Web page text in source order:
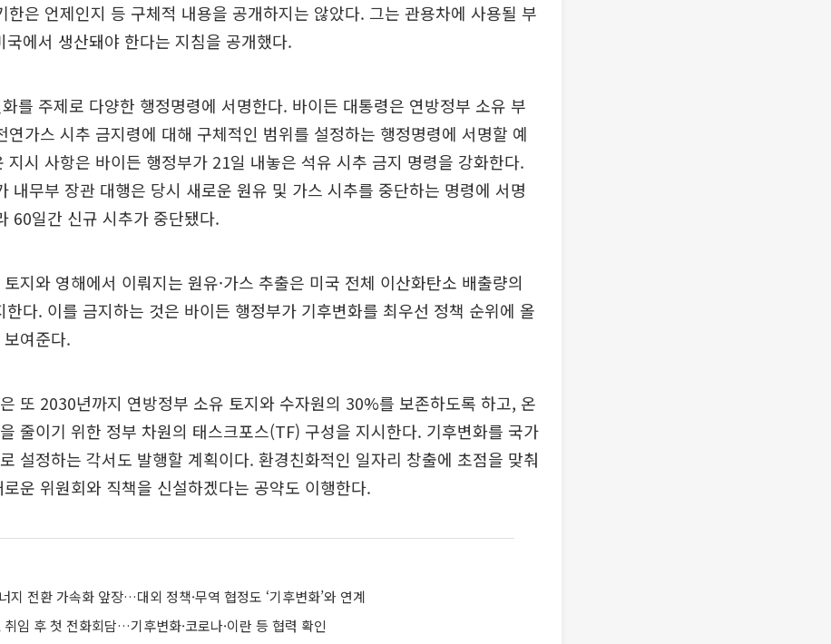
한은 언제인지 등 구체적 내용을 공개하지는 않았다. 그는 관용차에 사용될 부
에서 생산돼야 한다는 지침을 공개했다.
를 주제로 다양한 행정명령에 서명한다. 바이든 대통령은 연방정부 소유 부
연가스 시추 금지령에 대해 구체적인 범위를 설정하는 행정명령에 서명할 예
지시 사항은 바이든 행정부가 21일 내놓은 석유 시추 금지 명령을 강화한다.
내무부 장관 대행은 당시 새로운 원유 및 가스 시추를 중단하는 명령에 서명
60일간 신규 시추가 중단됐다.
지와 영해에서 이뤄지는 원유·가스 추출은 미국 전체 이산화탄소 배출량의
다. 이를 금지하는 것은 바이든 행정부가 기후변화를 최우선 정책 순위에 올
여준다.
또 2030년까지 연방정부 소유 토지와 수자원의 30%를 보존하도록 하고, 온
줄이기 위한 정부 차원의 태스크포스(TF) 구성을 지시한다. 기후변화를 국가
설정하는 각서도 발행할 계획이다. 환경친화적인 일자리 창출에 초점을 맞춰
운 위원회와 직책을 신설하겠다는 공약도 이행한다.
지 전환 가속화 앞장…대외 정책·무역 협정도 ‘기후변화’와 연계
취임 후 첫 전화회담…기후변화·코로나·이란 등 협력 확인